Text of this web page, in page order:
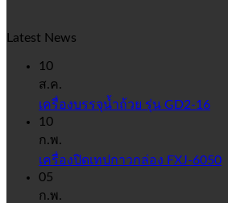
Latest News
10
ส.ค.
เครื่องบรรจุน้ำถ้วย รุ่น GD2-16
10
ก.พ.
เครื่องปิดเทปกาวกล่อง FXJ-6050
05
ก.พ.